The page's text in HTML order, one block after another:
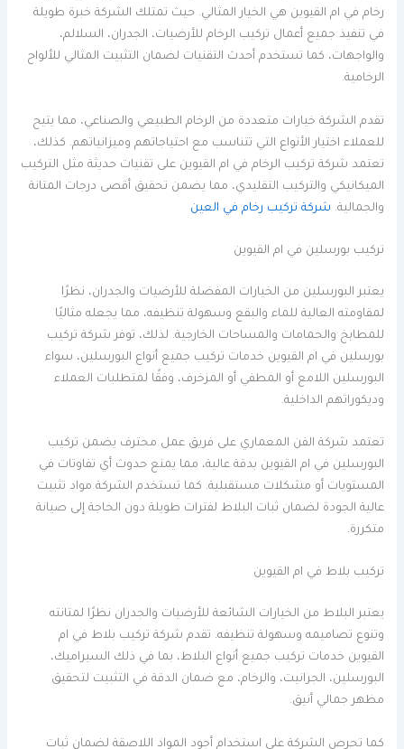
رخام في ام القيوين هي الخيار المثالي. حيث تمتلك الشركة خبرة طويلة
في تنفيذ جميع أعمال تركيب الرخام للأرضيات، الجدران، السلالم،
والواجهات، كما تستخدم أحدث التقنيات لضمان التثبيت المثالي للألواح
الرخامية.
تقدم الشركة خيارات متعددة من الرخام الطبيعي والصناعي، مما يتيح
للعملاء اختيار الأنواع التي تتناسب مع احتياجاتهم وميزانياتهم. كذلك،
تعتمد شركة تركيب الرخام في ام القيوين على تقنيات حديثة مثل التركيب
الميكانيكي والتركيب التقليدي، مما يضمن تحقيق أقصى درجات المتانة
والجمالية. شركة تركيب رخام في العين
تركيب بورسلين في ام القيوين
يعتبر البورسلين من الخيارات المفضلة للأرضيات والجدران، نظرًا
لمقاومته العالية للماء والبقع وسهولة تنظيفه، مما يجعله مثاليًا
للمطابخ والحمامات والمساحات الخارجية. لذلك، توفر شركة تركيب
بورسلين في ام القيوين خدمات تركيب جميع أنواع البورسلين، سواء
البورسلين اللامع أو المطفي أو المزخرف، وفقًا لمتطلبات العملاء
وديكوراتهم الداخلية.
تعتمد شركة الفن المعماري على فريق عمل محترف يضمن تركيب
البورسلين في ام القيوين بدقة عالية، مما يمنع حدوث أي تفاوتات في
المستويات أو مشكلات مستقبلية. كما تستخدم الشركة مواد تثبيت
عالية الجودة لضمان ثبات البلاط لفترات طويلة دون الحاجة إلى صيانة
متكررة.
تركيب بلاط في ام القيوين
يعتبر البلاط من الخيارات الشائعة للأرضيات والجدران نظرًا لمتانته
وتنوع تصاميمه وسهولة تنظيفه. تقدم شركة تركيب بلاط في ام
القيوين خدمات تركيب جميع أنواع البلاط، بما في ذلك السيراميك،
البورسلين، الجرانيت، والرخام، مع ضمان الدقة في التثبيت لتحقيق
مظهر جمالي أنيق.
كما تحرص الشركة على استخدام أجود المواد اللاصقة لضمان ثبات